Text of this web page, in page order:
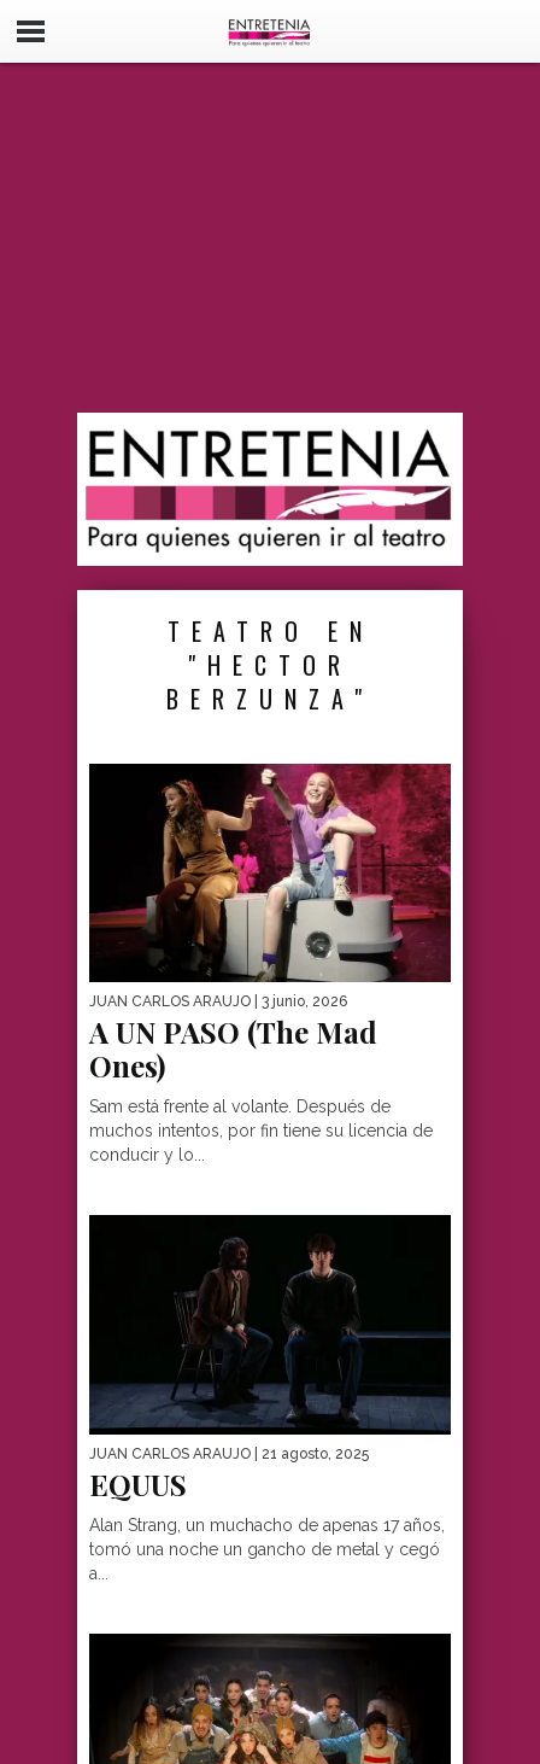
TEATRO EN
"HECTOR
BERZUNZA"
JUAN CARLOS ARAUJO | 3 junio, 2026
A UN PASO (The Mad
Ones)
Sam está frente al volante. Después de
muchos intentos, por fin tiene su licencia de
conducir y lo...
JUAN CARLOS ARAUJO | 21 agosto, 2025
EQUUS
Alan Strang, un muchacho de apenas 17 años,
tomó una noche un gancho de metal y cegó
a...